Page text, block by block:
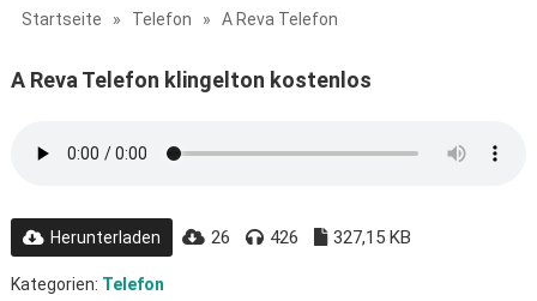
Startseite » Telefon » A Reva Telefon
A Reva Telefon klingelton kostenlos
Herunterladen 26 426 327,15 KB
Kategorien: Telefon